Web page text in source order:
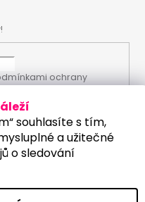
souhlasíte s tím,
a užitečné
o sledování
ochrany
studio: